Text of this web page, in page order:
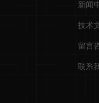
新闻
技术
留言
联系